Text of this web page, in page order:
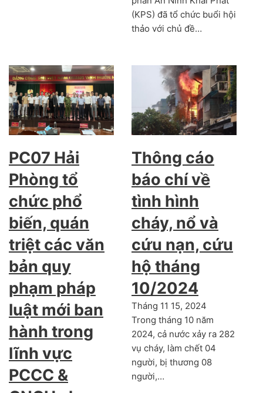
(KPS) đã tổ chức buổi hội
thảo với chủ đề…
PC07 Hải
Phòng tổ
chức phổ
biến, quán
triệt các văn
bản quy
phạm pháp
luật mới ban
hành trong
lĩnh vực
PCCC &
Thông cáo
báo chí về
tình hình
cháy, nổ và
cứu nạn, cứu
hộ tháng
10/2024
Tháng 11 15, 2024
Trong tháng 10 năm
2024, cả nước xảy ra 282
vụ cháy, làm chết 04
người, bị thương 08
người,…